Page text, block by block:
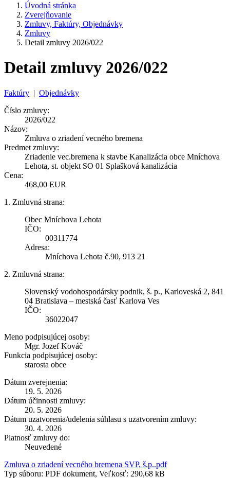
Úvodná stránka
Zverejňovanie
Zmluvy, Faktúry, Objednávky
Zmluvy
Detail zmluvy 2026/022
Detail zmluvy 2026/022
Faktúry | Objednávky
Číslo zmluvy:
2026/022
Názov:
Zmluva o zriadení vecného bremena
Predmet zmluvy:
Zriadenie vec.bremena k stavbe Kanalizácia obce Mníchova
Lehota, st. objekt SO 01 Splašková kanalizácia
Cena:
468,00 EUR
1. Zmluvná strana:
Obec Mníchova Lehota
IČO:
00311774
Adresa:
Mníchova Lehota č.90, 913 21
2. Zmluvná strana:
Slovenský vodohospodársky podnik, š. p., Karloveská 2, 841
04 Bratislava – mestská časť Karlova Ves
IČO:
36022047
Meno podpisujúcej osoby:
Mgr. Jozef Kováč
Funkcia podpisujúcej osoby:
starosta obce
Dátum zverejnenia:
19. 5. 2026
Dátum účinnosti zmluvy:
20. 5. 2026
Dátum uzatvorenia/udelenia súhlasu s uzatvorením zmluvy:
30. 4. 2026
Platnosť zmluvy do:
Neuvedené
Zmluva o zriadení vecného bremena SVP, š.p..pdf
Typ súboru: PDF dokument, Veľkosť: 290,68 kB